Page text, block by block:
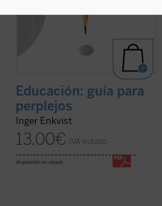
Educación: guía para
perplejos
Inger Enkvist
13,00€ IVA incluido
disponible en ebook: